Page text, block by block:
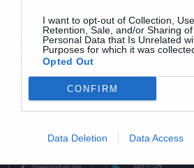
I want to opt-out of Collection, Use,
Retention, Sale, and/or Sharing
Personal Data that Is Unrelated
Purposes for which it was
Opted Out
CONFIRM
Data Deletion Data Access
Email: info@powergame.gr